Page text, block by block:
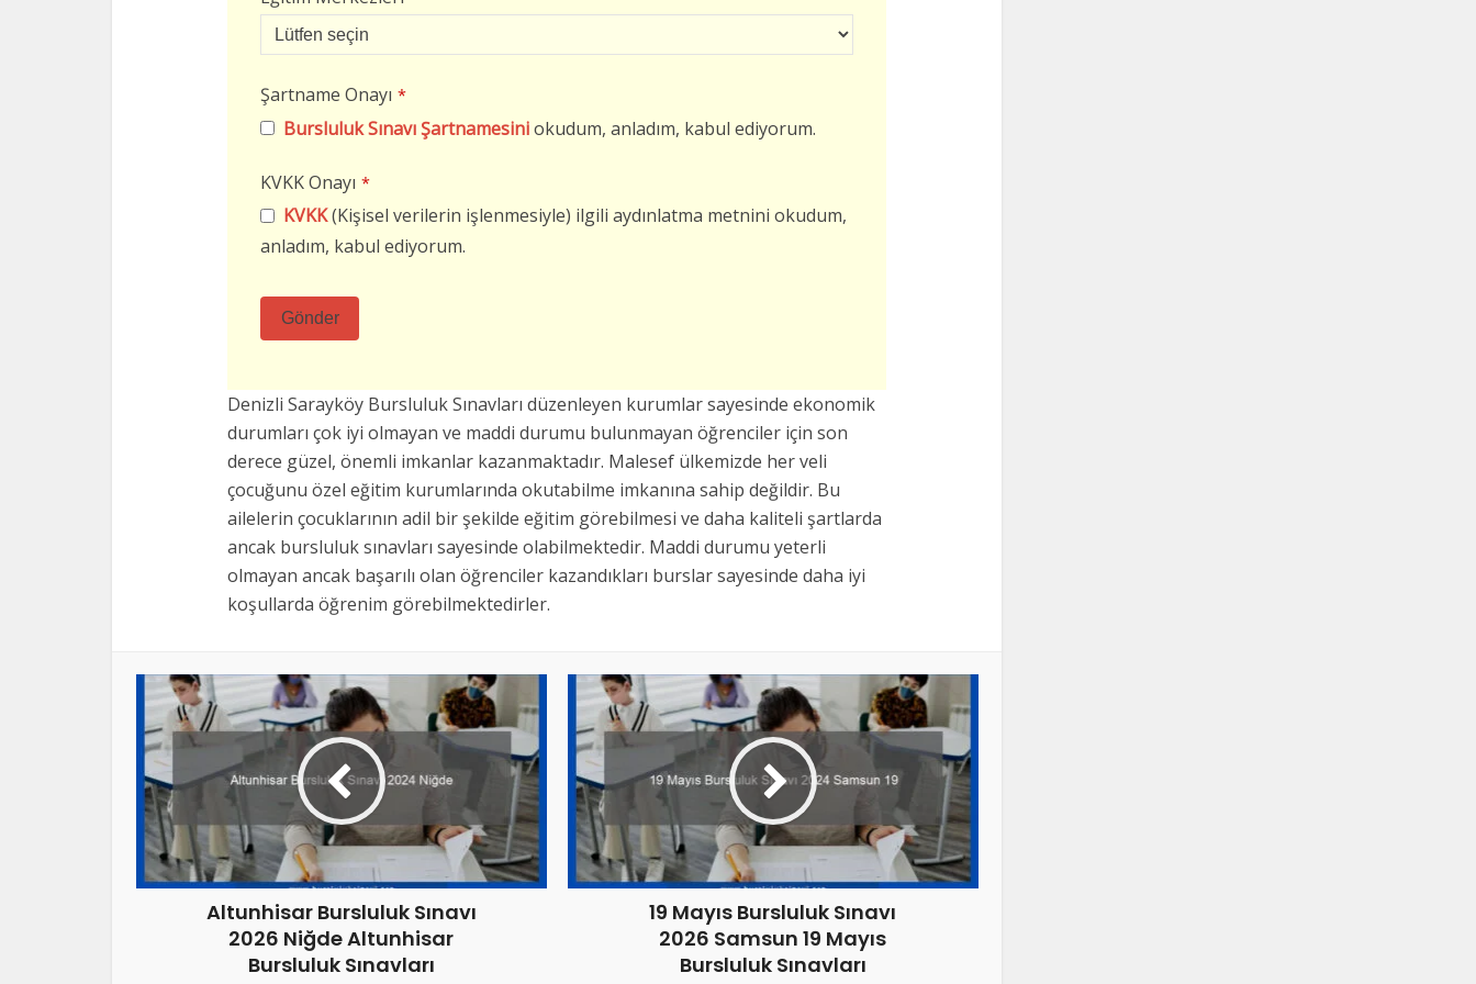
Şartname Onayı *
Bursluluk Sınavı Şartnamesiniokudum, anladım, kabul ediyorum.
KVKK Onayı *
KVKK(Kişisel verilerin işlenmesiyle) ilgili aydınlatma metnini okudum,
anladım, kabul ediyorum.
Gönder
alan
boş
bırakılmalıdır
Denizli Sarayköy Bursluluk Sınavları düzenleyen kurumlar sayesinde ekonomik
durumları çok iyi olmayan ve maddi durumu bulunmayan öğrenciler için son
derece güzel, önemli imkanlar kazanmaktadır. Malesef ülkemizde her veli
çocuğunu özel eğitim kurumlarında okutabilme imkanına sahip değildir. Bu
ailelerin çocuklarının adil bir şekilde eğitim görebilmesi ve daha kaliteli şartlarda
ancak bursluluk sınavları sayesinde olabilmektedir. Maddi durumu yeterli
olmayan ancak başarılı olan öğrenciler kazandıkları burslar sayesinde daha iyi
koşullarda öğrenim görebilmektedirler.
Altunhisar Bursluluk Sınavı
2026 Niğde Altunhisar
Bursluluk Sınavları
19 Mayıs Bursluluk Sınavı
2026 Samsun 19 Mayıs
Bursluluk Sınavları